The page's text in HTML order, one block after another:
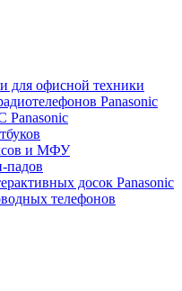
для офисной техники
Panasonic
Panasonic
и МФУ
падов
досок Panasonic
телефонов